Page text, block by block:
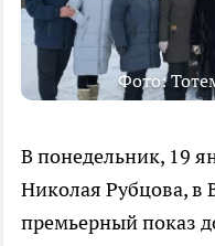
Фото:
В понедельник, 19
Николая Рубцова, в
премьерный показ